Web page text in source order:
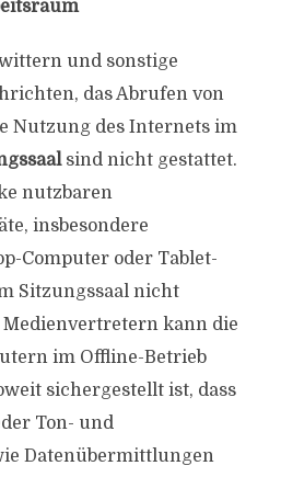
und sonstige
das Abrufen von
Nutzung des Internets im
sind nicht gestattet.
nutzbaren
insbesondere
Computer oder Tablet-
Sitzungssaal nicht
kann die
im Offline-Betrieb
sichergestellt ist, dass
Ton- und
Datenübermittlungen